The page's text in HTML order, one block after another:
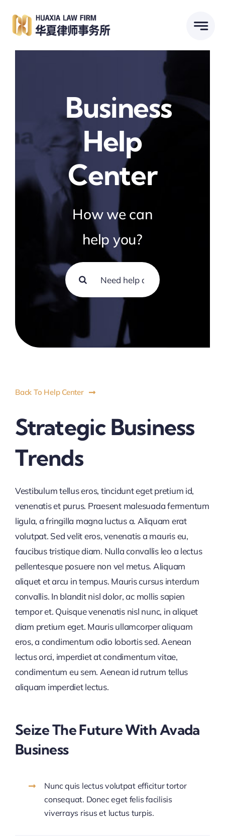
Business
Help
Center
How we can
help you?
搜
索：
Back To Help Center
Strategic Business
Trends
Vestibulum tellus eros, tincidunt eget pretium id,
venenatis et purus. Praesent malesuada fermentum
ligula, a fringilla magna luctus a. Aliquam erat
volutpat. Sed velit eros, venenatis a mauris eu,
faucibus tristique diam. Nulla convallis leo a lectus
pellentesque posuere non vel metus. Aliquam
aliquet et arcu in tempus. Mauris cursus interdum
convallis. In blandit nisl dolor, ac mollis sapien
tempor et. Quisque venenatis nisl nunc, in aliquet
diam pretium eget. Mauris ullamcorper aliquam
eros, a condimentum odio lobortis sed. Aenean
lectus orci, imperdiet at condimentum vitae,
condimentum eu sem. Aenean id rutrum tellus
aliquam imperdiet lectus.
Seize The Future With Avada
Business
Nunc quis lectus volutpat efficitur tortor
consequat. Donec eget felis facilisis
viverrays risus et luctus turpis.